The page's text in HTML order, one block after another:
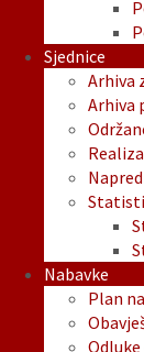
Sjednice
Arhiva
Arhiva
Nabavke
Plan